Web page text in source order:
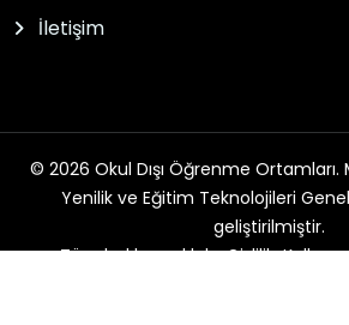
İletişim
© 2026 Okul Dışı Öğrenme Ortamları.
Yenilik ve Eğitim Teknolojileri
geliştirilmiştir.
Tüm hakları saklıdır. Gizlilik,